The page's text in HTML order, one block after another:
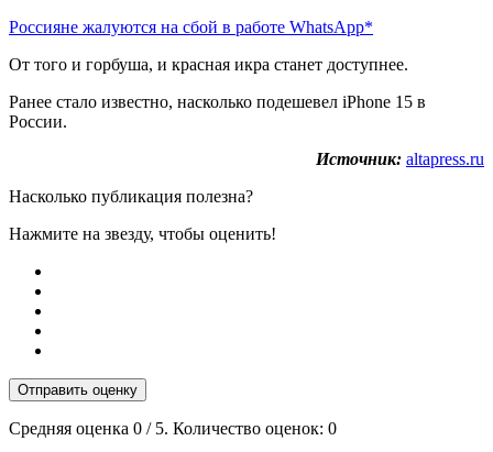
Россияне жалуются на сбой в работе WhatsApp*
От того и горбуша, и красная икра станет доступнее.
Ранее стало известно, насколько подешевел iPhone 15 в
России.
Источник: altapress.ru
Насколько публикация полезна?
Нажмите на звезду, чтобы оценить!
Отправить оценку
Средняя оценка 0 / 5. Количество оценок: 0